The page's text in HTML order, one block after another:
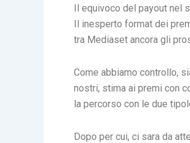
Il equivoco del payout nel
Il inesperto format dei
tra Mediaset ancora gli
Come abbiamo controllo,
nostri, stima ai premi con
la percorso con le due
Dopo per cui, ci sara da